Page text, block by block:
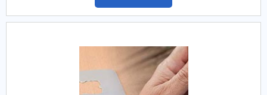
CONTRATAÇÃOAs etiquetas são materiais de informe e
controle e, por isso, são utilizadas para auxiliar em
todas as informações sobre o produto sejam descritas e
precisas. Sendo assim, para que a etiqueta exerça com
precisão seu papel, elas devem ser:Resistentes a
atritos;Resistentes ao calor;Resistentes à rasgos;Resistentes